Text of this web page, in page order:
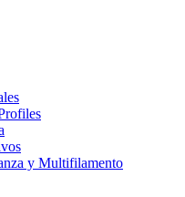
y Multifilamento